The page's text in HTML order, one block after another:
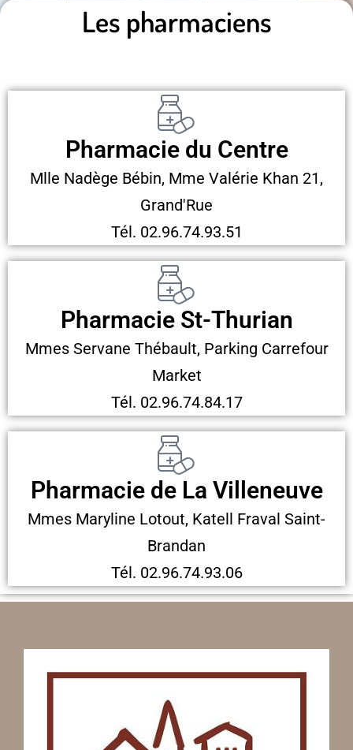
Les pharmaciens
Pharmacie du Centre
Mlle Nadège Bébin, Mme Valérie Khan 21,
Grand'Rue
Tél. 02.96.74.93.51
Pharmacie St-Thurian
Mmes Servane Thébault, Parking Carrefour
Market
Tél. 02.96.74.84.17
Pharmacie de La Villeneuve
Mmes Maryline Lotout, Katell Fraval Saint-
Brandan
Tél. 02.96.74.93.06